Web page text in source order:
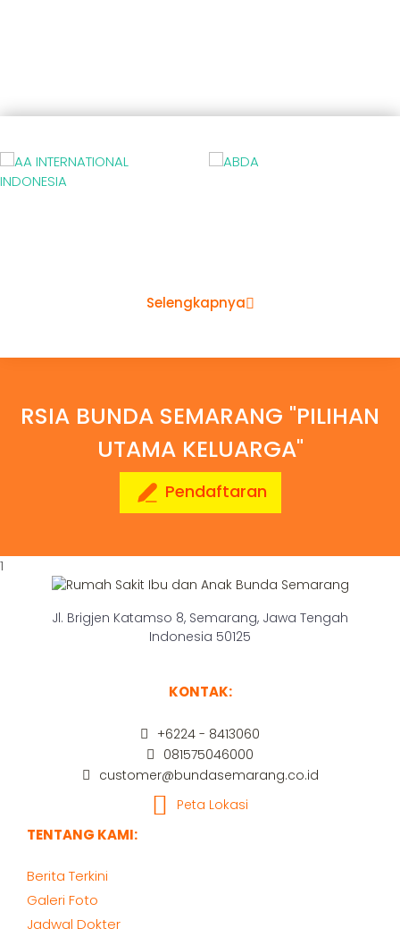
Selengkapnya
RSIA BUNDA SEMARANG "PILIHAN
UTAMA KELUARGA"
Pendaftaran
1
Jl. Brigjen Katamso 8, Semarang, Jawa Tengah
Indonesia 50125
KONTAK:
+6224 - 8413060
081575046000
customer@bundasemarang.co.id
Peta Lokasi
TENTANG KAMI:
Berita Terkini
Galeri Foto
Jadwal Dokter